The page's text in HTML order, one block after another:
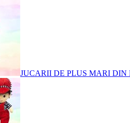
JUCARII DE PLUS MARI DIN